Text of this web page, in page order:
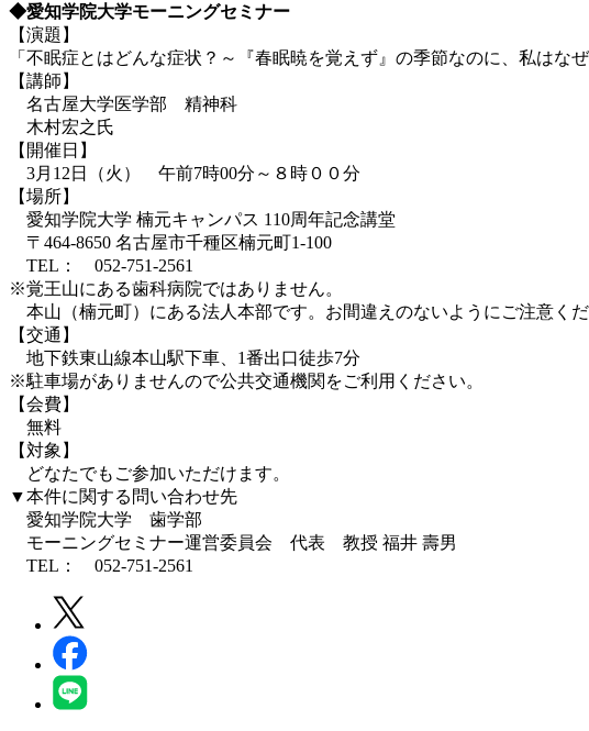
◆愛知学院大学モーニングセミナー
【演題】
「不眠症とはどんな症状？～『春眠暁を覚えず』の季節なのに、私はな
【講師】
名古屋大学医学部 精神科
木村宏之氏
【開催日】
3月12日（火） 午前7時00分～８時００分
【場所】
愛知学院大学 楠元キャンパス 110周年記念講堂
〒464-8650 名古屋市千種区楠元町1-100
TEL： 052-751-2561
※覚王山にある歯科病院ではありません。
本山（楠元町）にある法人本部です。お間違えのないようにご注意くだ
【交通】
地下鉄東山線本山駅下車、1番出口徒歩7分
※駐車場がありませんので公共交通機関をご利用ください。
【会費】
無料
【対象】
どなたでもご参加いただけます。
▼本件に関する問い合わせ先
愛知学院大学 歯学部
モーニングセミナー運営委員会 代表 教授 福井 壽男
TEL： 052-751-2561